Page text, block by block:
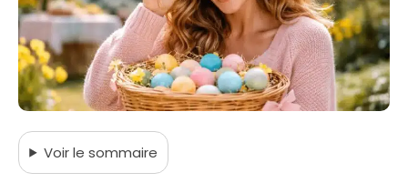
Voirle sommaire